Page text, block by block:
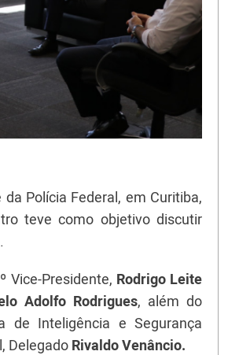
Polícia Federal, em Curitiba,
teve como objetivo discutir
Vice-Presidente, Rodrigo Leite
Adolfo Rodrigues, além do
de Inteligência e Segurança
Delegado Rivaldo Venâncio.